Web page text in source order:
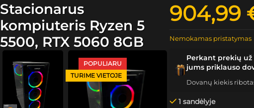
Stacionarus
kompiuteris Ryzen 5
5500, RTX 5060 8GB
POPULIARU
TURIME VIETOJE
904,99
Nemokamas pristatymas
Perkant prekių už
jums priklauso
Dovanų kiekis
1 sandėlyje